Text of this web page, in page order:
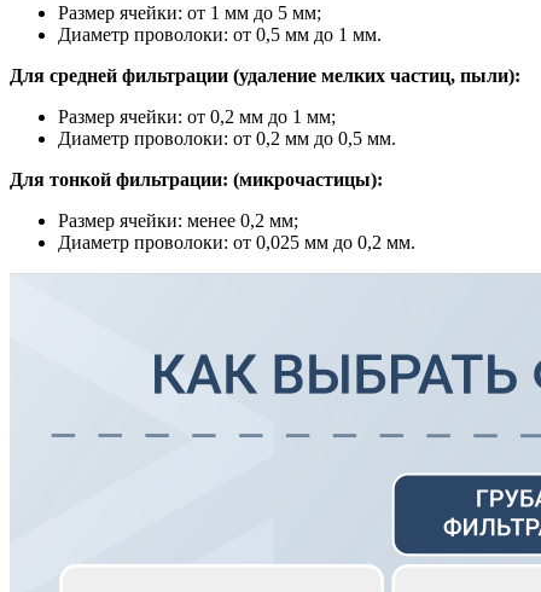
Размер ячейки: от 1 мм до 5 мм;
Диаметр проволоки: от 0,5 мм до 1 мм.
Для средней фильтрации (удаление мелких частиц, пыли):
Размер ячейки: от 0,2 мм до 1 мм;
Диаметр проволоки: от 0,2 мм до 0,5 мм.
Для тонкой фильтрации: (микрочастицы):
Размер ячейки: менее 0,2 мм;
Диаметр проволоки: от 0,025 мм до 0,2 мм.